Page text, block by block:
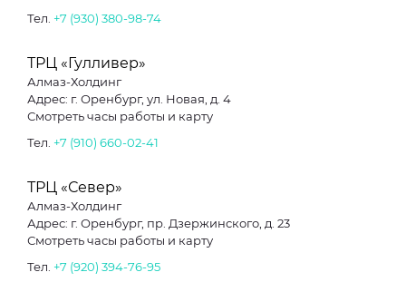
Тел. +7 (930) 380-98-74
ТРЦ «Гулливер»
Алмаз-Холдинг
Адрес: г. Оренбург, ул. Новая, д. 4
Смотреть часы работы и карту
Тел. +7 (910) 660-02-41
ТРЦ «Север»
Алмаз-Холдинг
Адрес: г. Оренбург, пр. Дзержинского, д. 23
Смотреть часы работы и карту
Тел. +7 (920) 394-76-95